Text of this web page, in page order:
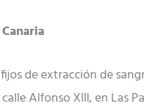
de extracción de
Alfonso XIII, en Las